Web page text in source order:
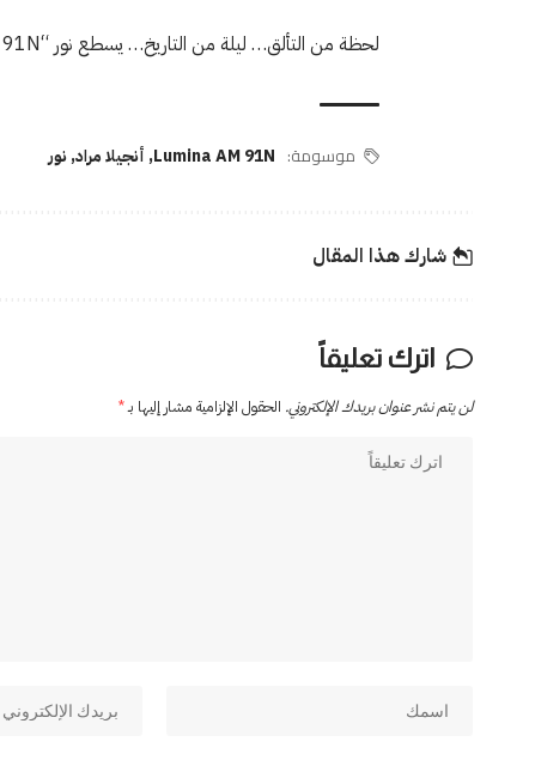
لحظة من التألق… ليلة من التاريخ… يسطع نور “LUMINA AM 91N” من موناكو.
موسومة: Lumina AM 91N
,أنجيلا مراد,نور
شارك هذا المقال
اترك تعليقاً
لن يتم نشر عنوان بريدك الإلكتروني. الحقول الإلزامية مشار إليها بـ*